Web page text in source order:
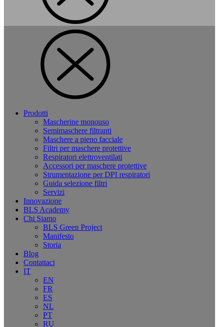
Prodotti
Mascherine monouso
Semimaschere filtranti
Maschere a pieno facciale
Filtri per maschere protettive
Respiratori elettroventilati
Accessori per maschere protettive
Strumentazione per DPI respiratori
Guida selezione filtri
Servizi
Innovazione
BLS Academy
Chi Siamo
BLS Green Project
Manifesto
Storia
Blog
Contattaci
IT
EN
FR
ES
NL
PT
RU